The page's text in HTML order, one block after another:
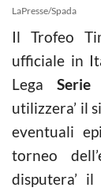
LaPresse/Spada
Il Trofeo
ufficiale in
Lega Serie
utilizzera’ il
eventuali
torneo
disputera’